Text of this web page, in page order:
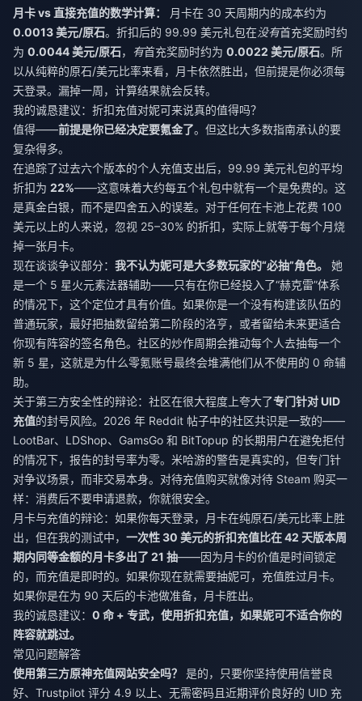
月卡 vs 直接充值的数学计算：
月卡在 30 天周期内的成本约为
0.0013 美元/原石。折扣后的 99.99 美元礼包在没有首充奖励时约
为 0.0044 美元/原石， 有首充奖励时约为 0.0022 美元/原石。所
以从纯粹的原石/美元比率来看，月卡依然胜出，但前提是你必须每
天登录。漏掉一周，计算结果就会反转。
我的诚恳建议：折扣充值对妮可来说真的值得吗？
值得——前提是你已经决定要氪金了。但这比大多数指南承认的要
复杂得多。
在追踪了过去六个版本的个人充值支出后，99.99 美元礼包的平均
折扣为 22%——这意味着大约每五个礼包中就有一个是免费的。这
是真金白银，而不是四舍五入的误差。对于任何在卡池上花费 100
美元以上的人来说，忽视 25–30% 的折扣，实际上就等于每个月烧
掉一张月卡。
现在谈谈争议部分： 我不认为妮可是大多数玩家的“必抽”角色。
她
是一个 5 星火元素法器辅助——只有在你已经投入了“赫克雷”体系
的情况下，这个定位才具有价值。如果你是一个没有构建该队伍的
普通玩家，最好把抽数留给第二阶段的洛亨，或者留给未来更适合
你现有阵容的签名角色。社区的炒作周期会推动每个人去抽每一个
新 5 星，这就是为什么零氪账号最终会堆满他们从不使用的 0 命辅
助。
关于第三方安全性的辩论：社区在很大程度上夸大了专门针对 UID
充值的封号风险。2026 年 Reddit 帖子中的社区共识是一致的——
LootBar、LDShop、GamsGo 和 BitTopup 的长期用户在避免拒付
的情况下，报告的封号率为零。米哈游的警告是真实的，但专门针
对争议场景，而非交易本身。对待充值购买就像对待 Steam 购买一
样：消费后不要申请退款，你就很安全。
月卡与充值的辩论：如果你每天登录，月卡在纯原石/美元比率上胜
出，但在我的测试中， 一次性 30 美元的折扣充值比在 42 天版本周
期内同等金额的月卡多出了 21 抽——因为月卡的价值是时间锁定
的，而充值是即时的。如果你现在就需要抽妮可，充值胜过月卡。
如果你是在为 90 天后的卡池做准备，月卡胜出。
我的诚恳建议： 0 命 + 专武，使用折扣充值，如果妮可不适合你的
阵容就跳过。
常见问题解答
使用第三方原神充值网站安全吗？
是的，只要你坚持使用信誉良
好、Trustpilot 评分 4.9 以上、无需密码且近期评价良好的 UID 充